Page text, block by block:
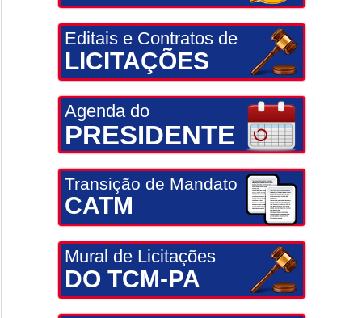
Editais e Contratos de
LICITAÇÕES
Agenda do
PRESIDENTE
Transição de Mandato
CATM
Mural de Licitações
DO TCM-PA